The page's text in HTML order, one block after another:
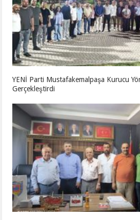
YENİ Parti Mustafakemalpaşa Kurucu
Gerçekleştirdi